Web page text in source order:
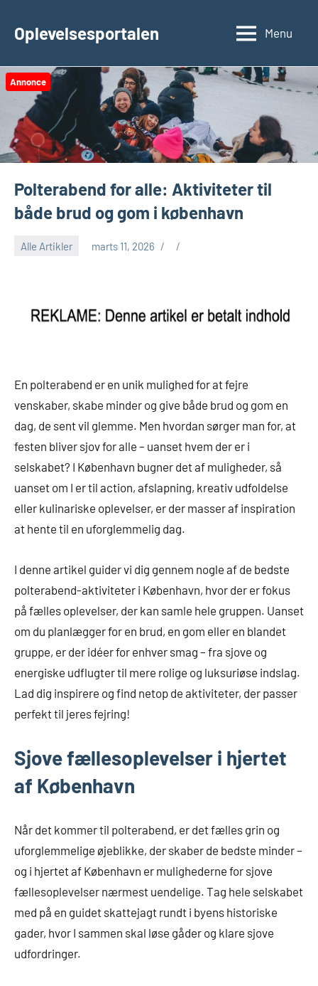
Oplevelsesportalen Menu
Annonce
Polterabend for alle: Aktiviteter til
både brud og gom i københavn
Alle Artikler marts 11, 2026
En polterabend er en unik mulighed for at fejre
venskaber, skabe minder og give både brud og gom en
dag, de sent vil glemme. Men hvordan sørger man for, at
festen bliver sjov for alle – uanset hvem der er i
selskabet? I København bugner det af muligheder, så
uanset om I er til action, afslapning, kreativ udfoldelse
eller kulinariske oplevelser, er der masser af inspiration
at hente til en uforglemmelig dag.
I denne artikel guider vi dig gennem nogle af de bedste
polterabend-aktiviteter i København, hvor der er fokus
på fælles oplevelser, der kan samle hele gruppen. Uanset
om du planlægger for en brud, en gom eller en blandet
gruppe, er der idéer for enhver smag – fra sjove og
energiske udflugter til mere rolige og luksuriøse indslag.
Lad dig inspirere og find netop de aktiviteter, der passer
perfekt til jeres fejring!
Sjove fællesoplevelser i hjertet
af København
Når det kommer til polterabend, er det fælles grin og
uforglemmelige øjeblikke, der skaber de bedste minder –
og i hjertet af København er mulighederne for sjove
fællesoplevelser nærmest uendelige. Tag hele selskabet
med på en guidet skattejagt rundt i byens historiske
gader, hvor I sammen skal løse gåder og klare sjove
udfordringer.